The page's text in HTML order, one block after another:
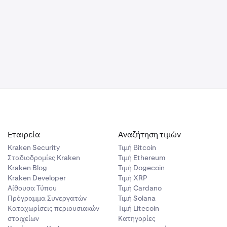
0,8
Take
φτάσει
Εταιρεία
Kraken Security
Σταδιοδρομίες Kraken
Kraken Blog
Kraken Developer
Αίθουσα Τύπου
Πρόγραμμα Συνεργατών
Καταχωρίσεις περιουσιακών
στοιχείων
Αναζήτηση τιμών
Τιμή Βitcoin
Τιμή Ethereum
Τιμή Dogecoin
Τιμή XRP
Τιμή Cardano
Τιμή Solana
Τιμή Litecoin
Κατηγορίες